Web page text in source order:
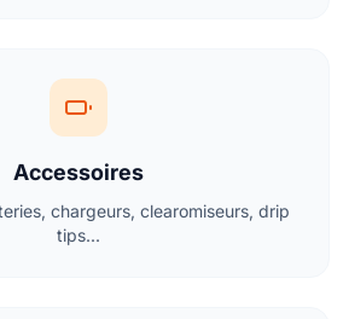
Accessoires
chargeurs, clearomiseurs, drip
tips...